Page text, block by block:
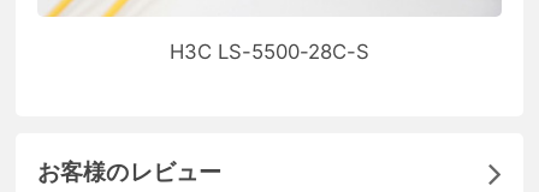
H3C LS-5500-28C-S
お客様のレビュー